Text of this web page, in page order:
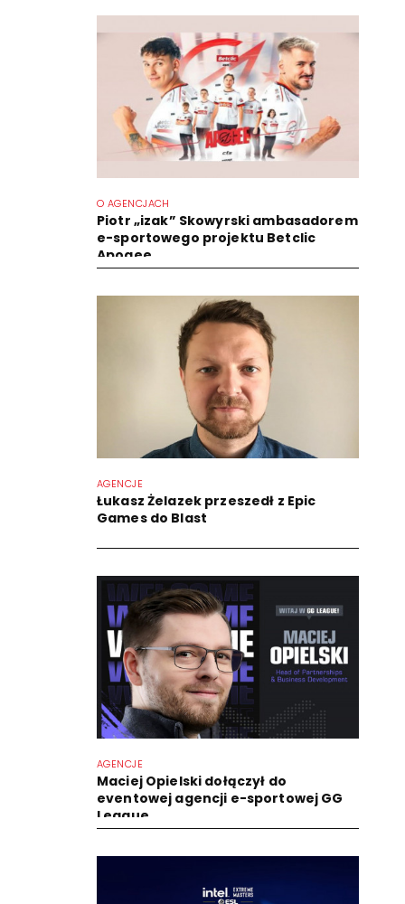
O AGENCJACH
Piotr „izak” Skowyrski ambasadorem
e-sportowego projektu Betclic
Apogee
AGENCJE
Łukasz Żelazek przeszedł z Epic
Games do Blast
AGENCJE
Maciej Opielski dołączył do
eventowej agencji e-sportowej GG
League